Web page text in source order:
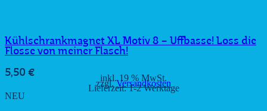
Kühlschrankmagnet XL Motiv 8 – Uffbasse! Loss die
Flosse von meiner Flasch!
5,50 € inkl. 19 % MwSt.
zzgl.Versandkosten
Lieferzeit:1-2 Werktage
NEU